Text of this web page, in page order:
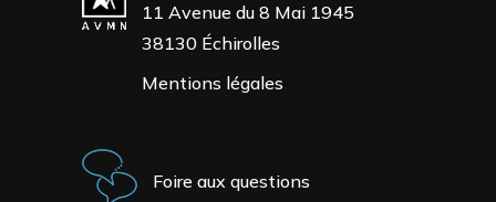
11 Avenue du 8 Mai 1945
38130 Échirolles
Mentions légales
Foire aux questions